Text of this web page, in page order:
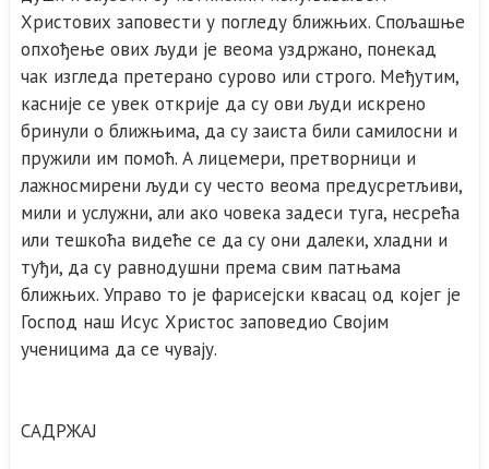
Христових заповести у погледу ближњих. Спољашње
опхођење ових људи је веома уздржано, понекад
чак изгледа претерано сурово или строго. Међутим,
касније се увек открије да су ови људи искрено
бринули о ближњима, да су заиста били самилосни и
пружили им помоћ. А лицемери, претворници и
лажносмирени људи су често веома предусретљиви,
мили и услужни, али ако човека задеси туга, несрећа
или тешкоћа видеће се да су они далеки, хладни и
туђи, да су равнодушни према свим патњама
ближњих. Управо то је фарисејски квасац од којег је
Господ наш Исус Христос заповедио Својим
ученицима да се чувају.
САДРЖАЈ